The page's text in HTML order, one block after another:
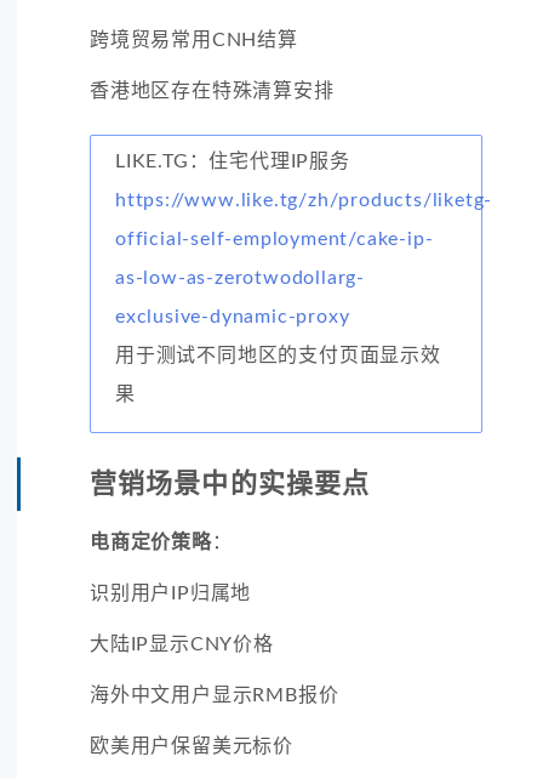
跨境贸易常用CNH结算
香港地区存在特殊清算安排
LIKE.TG：住宅代理IP服务
https://www.like.tg/zh/products/liketg-
official-self-employment/cake-ip-
as-low-as-zerotwodollarg-
exclusive-dynamic-proxy
用于测试不同地区的支付页面显示效
果
营销场景中的实操要点
电商定价策略：
识别用户IP归属地
大陆IP显示CNY价格
海外中文用户显示RMB报价
欧美用户保留美元标价